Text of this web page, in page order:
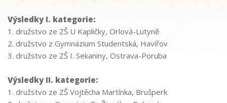
Výsledky I. kategorie:
1. družstvo ze ZŠ U Kapličky, Orlová-Lutyně
2. družstvo z Gymnázium Studentská, Havířov
3. družstvo ze ZŠ I. Sekaniny, Ostrava-Poruba
Výsledky II. kategorie:
1. družstvo ze ZŠ Vojtěcha Martínka, Brušperk